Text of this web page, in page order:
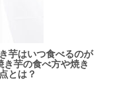
芋はいつ食べるのが
き芋の食べ方や焼き
とは？